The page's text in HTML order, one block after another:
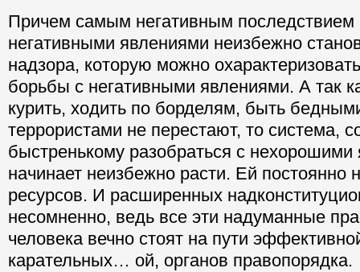
Причем самым негативным последствием
негативными явлениями неизбежно
надзора, которую можно
борьбы с негативными явлениями. А так
курить, ходить по борделям, быть
террористами не перестают, то система,
быстренькому разобраться с нехорошими
начинает неизбежно расти. Ей постоянно
ресурсов. И расширенных
несомненно, ведь все эти надуманные
человека вечно стоят на пути
карательных… ой, органов правопорядка.